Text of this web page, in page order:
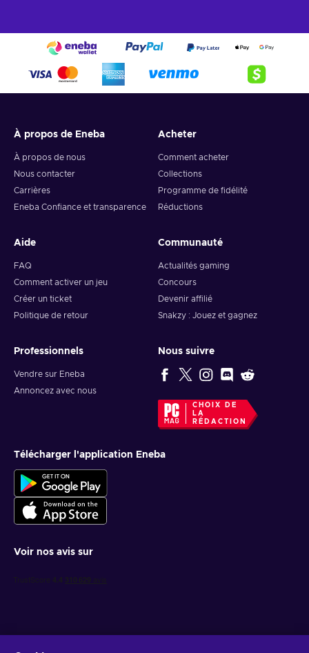
À propos de Eneba
À propos de nous
Nous contacter
Carrières
Eneba Confiance et transparence
Acheter
Comment acheter
Collections
Programme de fidélité
Réductions
Aide
FAQ
Comment activer un jeu
Créer un ticket
Politique de retour
Communauté
Actualités gaming
Concours
Devenir affilié
Snakzy : Jouez et gagnez
Professionnels
Vendre sur Eneba
Annoncez avec nous
Nous suivre
CHOIX DE
LA
RÉDACTION
Télécharger l'application Eneba
Voir nos avis sur